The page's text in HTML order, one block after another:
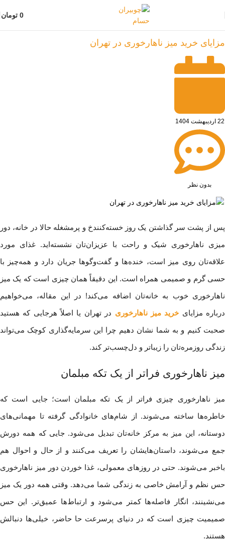
0 تومان
مزایای خرید میز ناهارخوری در تهران
22 اردیبهشت 1404
بدون نظر
پس از پشت سر گذاشتن یک روز خسته‌کنندخ و پرمشغله حالا در خانه، دور
میزی ناهارخوری شیک و راحت با عزیزان‌تان نشسته‌اید. غذای مورد
علاقه‌تان روی میز است، خنده‌ها و گفت‌وگوها جریان دارد و همه‌چیز با
حسی گرم و صمیمی همراه است. این دقیقاً همان چیزی است که یک میز
ناهارخوری خوب به خانه‌تان اضافه می‌کند! در این مقاله، می‌خواهیم
درباره مزایای خرید میز ناهارخوری در تهران یا اصلاً هرجایی که هستید
صحبت کنیم و به شما نشان دهیم چرا این سرمایه‌گذاری کوچک می‌تواند
زندگی روزمره‌تان را زیباتر و دل‌چسب‌تر کند.
میز ناهارخوری فراتر از یک تکه مبلمان
میز ناهارخوری چیزی فراتر از یک تکه مبلمان است؛ جایی است که
خاطره‌ها ساخته می‌شوند. از شام‌های خانوادگی گرفته تا مهمانی‌های
دوستانه، این میز به مرکز خانه‌تان تبدیل می‌شود. جایی که همه دورش
جمع می‌شوند، داستان‌هایشان را تعریف می‌کنند و از حال و احوال هم
باخبر می‌شوند. حتی در روزهای معمولی، غذا خوردن دور میز ناهارخوری
حس نظم و آرامش خاصی به زندگی شما می‌دهد. وقتی همه دور یک میز
می‌نشینند، انگار فاصله‌ها کمتر می‌شود و ارتباط‌ها عمیق‌تر. این حس
صمیمیت چیزی است که در دنیای پرسرعت حا حاضر، خیلی‌ها دنبالش
هستند.